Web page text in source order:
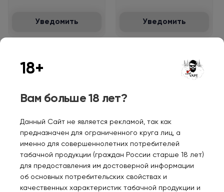
Уведомить Уведомить
ISOK BOX 5500 Персик
670₽
Уведомить
ISOK BOX 5500
670₽
Уведомить
18+
Вам больше 18 лет?
Данный Сайт не является рекламой, так как
предназначен для ограниченного круга лиц, а
именно для совершеннолетних потребителей
табачной продукции (граждан России старше 18 лет)
для предоставления им достоверной информации
об основных потребительских свойствах и
качественных характеристик табачной продукции и